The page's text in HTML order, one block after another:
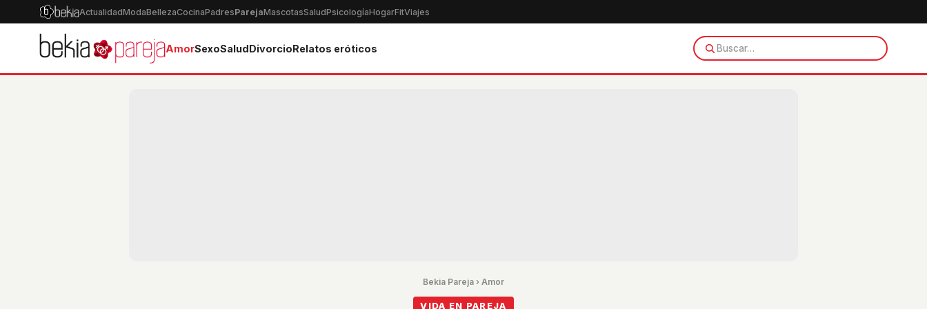
ActualidadModaBellezaCocinaPadresParejaMascotasSaludPsicologíaHogarFitViajes
AmorSexoSaludDivorcioRelatos eróticos
Bekia Pareja › Amor
VIDA EN PAREJA